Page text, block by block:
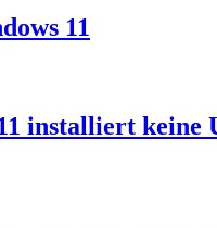
11
installiert keine